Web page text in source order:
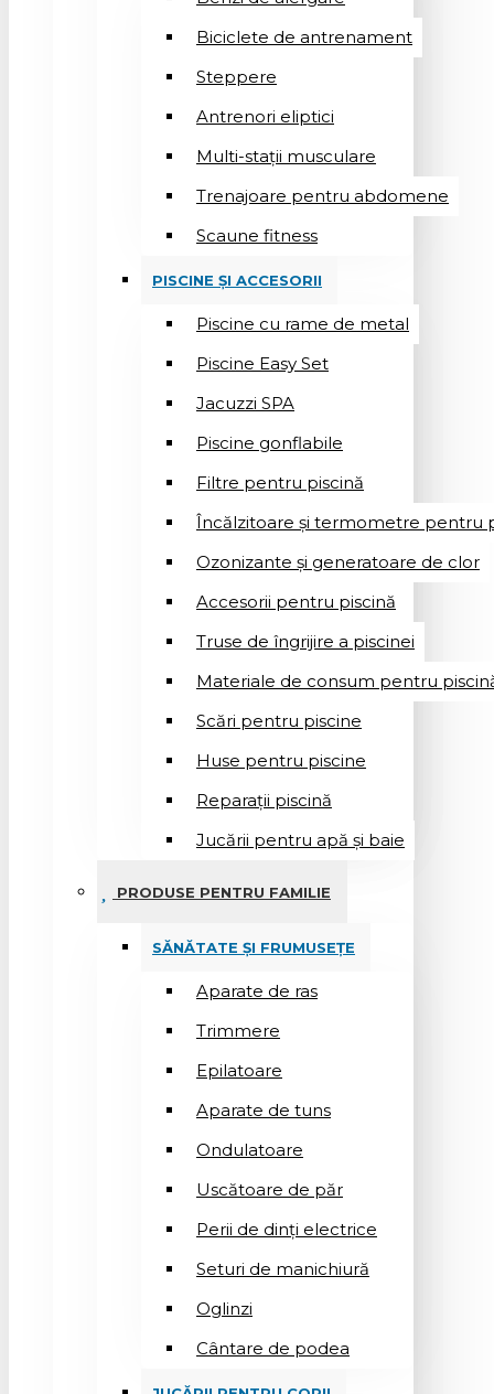
Biciclete de antrenament
Steppere
Antrenori eliptici
Multi-stații musculare
Trenajoare pentru abdomene
Scaune fitness
PISCINE ȘI ACCESORII
Piscine cu rame de metal
Piscine Easy Set
Jacuzzi SPA
Piscine gonflabile
Filtre pentru piscină
Încălzitoare și termometre pentru
Ozonizante și generatoare de clor
Accesorii pentru piscină
Truse de îngrijire a piscinei
Materiale de consum pentru
Scări pentru piscine
Huse pentru piscine
Reparații piscină
Jucării pentru apă și baie
PRODUSE PENTRU FAMILIE
SĂNĂTATE ȘI FRUMUSEȚE
Aparate de ras
Trimmere
Epilatoare
Aparate de tuns
Ondulatoare
Uscătoare de păr
Perii de dinți electrice
Seturi de manichiură
Oglinzi
Cântare de podea